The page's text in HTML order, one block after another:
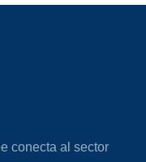
conecta al sector